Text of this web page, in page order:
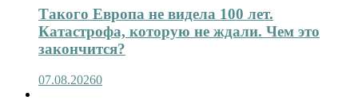
Такого Европа не видела 100 лет.
Катастрофа, которую не ждали. Чем это
закончится?
07.08.20260